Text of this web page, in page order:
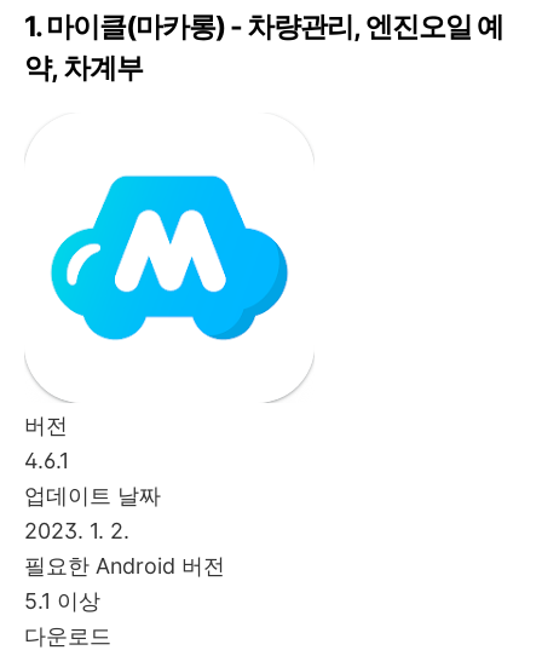
1. 마이클(마카롱) - 차량관리, 엔진오일 예
약, 차계부
버전
4.6.1
업데이트 날짜
2023. 1. 2.
필요한 Android 버전
5.1 이상
다운로드